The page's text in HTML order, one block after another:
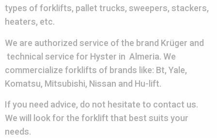
types of forklifts, pallet trucks, sweepers, stackers,
heaters, etc.
We are authorized service of the brand Krüger and
technical service for Hyster in Almeria. We
commercialize forklifts of brands like: Bt, Yale,
Komatsu, Mitsubishi, Nissan and Hu-lift.
If you need advice, do not hesitate to contact us.
We will look for the forklift that best suits your
needs.